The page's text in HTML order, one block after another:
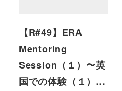
【R#49】ERA
Mentoring
Session（１）〜英
国での体験（１）…